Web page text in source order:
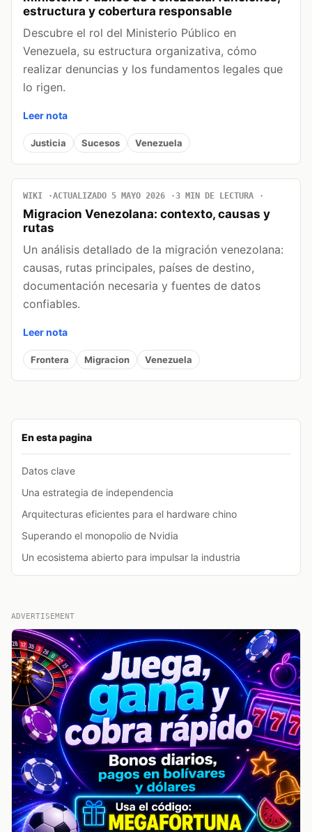
En esta pagina
Datos clave
Una estrategia de independencia
Arquitecturas eficientes para el hardware chino
Superando el monopolio de Nvidia
Un ecosistema abierto para impulsar la industria
estructura y cobertura responsable
Descubre el rol del Ministerio Público en
Venezuela, su estructura organizativa, cómo
realizar denuncias y los fundamentos legales que
lo rigen.
Leer nota
Justicia Sucesos Venezuela
WIKI ACTUALIZADO 5 MAYO 2026 3 MIN DE LECTURA
Migracion Venezolana: contexto, causas y
rutas
Un análisis detallado de la migración venezolana:
causas, rutas principales, países de destino,
documentación necesaria y fuentes de datos
confiables.
Leer nota
Frontera Migracion Venezuela
ADVERTISEMENT